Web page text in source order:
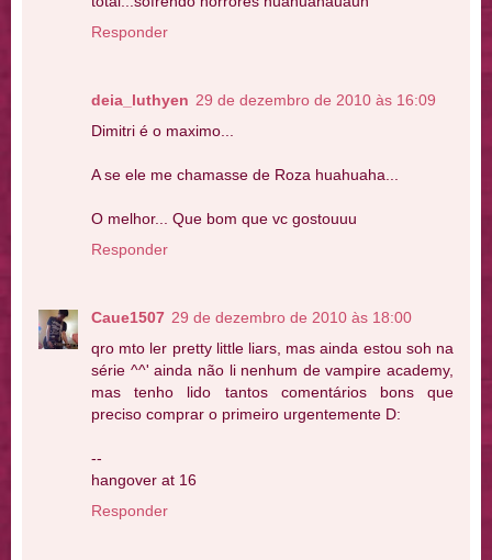
Responder
deia_luthyen 29 de dezembro de 2010 às 16:09
Dimitri é o maximo...
A se ele me chamasse de Roza huahuaha...
O melhor... Que bom que vc gostouuu
Responder
Caue1507 29 de dezembro de 2010 às 18:00
qro mto ler pretty little liars, mas ainda estou soh na
série ^^' ainda não li nenhum de vampire academy,
mas tenho lido tantos comentários bons que
preciso comprar o primeiro urgentemente D:
--
hangover at 16
Responder